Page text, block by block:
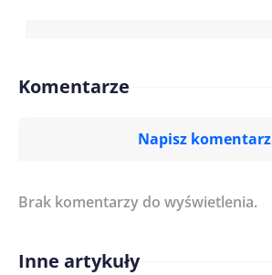
Komentarze
Napisz komentarz
Treść komentarza*
Imię/ Nick*
Brak komentarzy do wyświetlenia.
Inne artykuły